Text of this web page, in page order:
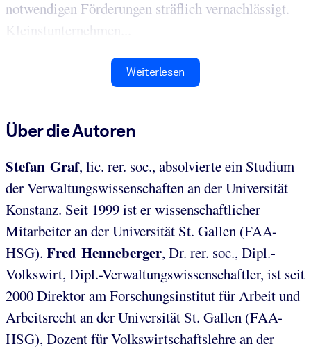
notwendigen Förderungen sträflich vernachlässigt.
Kleinstunternehmen...
Weiterlesen
Über die Autoren
Stefan Graf, lic. rer. soc., absolvierte ein Studium
der Verwaltungswissenschaften an der Universität
Konstanz. Seit 1999 ist er wissenschaftlicher
Mitarbeiter an der Universität St. Gallen (FAA-
HSG). Fred Henneberger, Dr. rer. soc., Dipl.-
Volkswirt, Dipl.-Verwaltungswissenschaftler, ist seit
2000 Direktor am Forschungsinstitut für Arbeit und
Arbeitsrecht an der Universität St. Gallen (FAA-
HSG), Dozent für Volkswirtschaftslehre an der